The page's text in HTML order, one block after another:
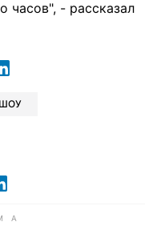
часов", - рассказал
Facebook
в Xв Viber
в Whatsapp
в Messenger
отправить в LinkedIn
ШОУ
в X в Google news
в Viber
Читайте в LinkedIn